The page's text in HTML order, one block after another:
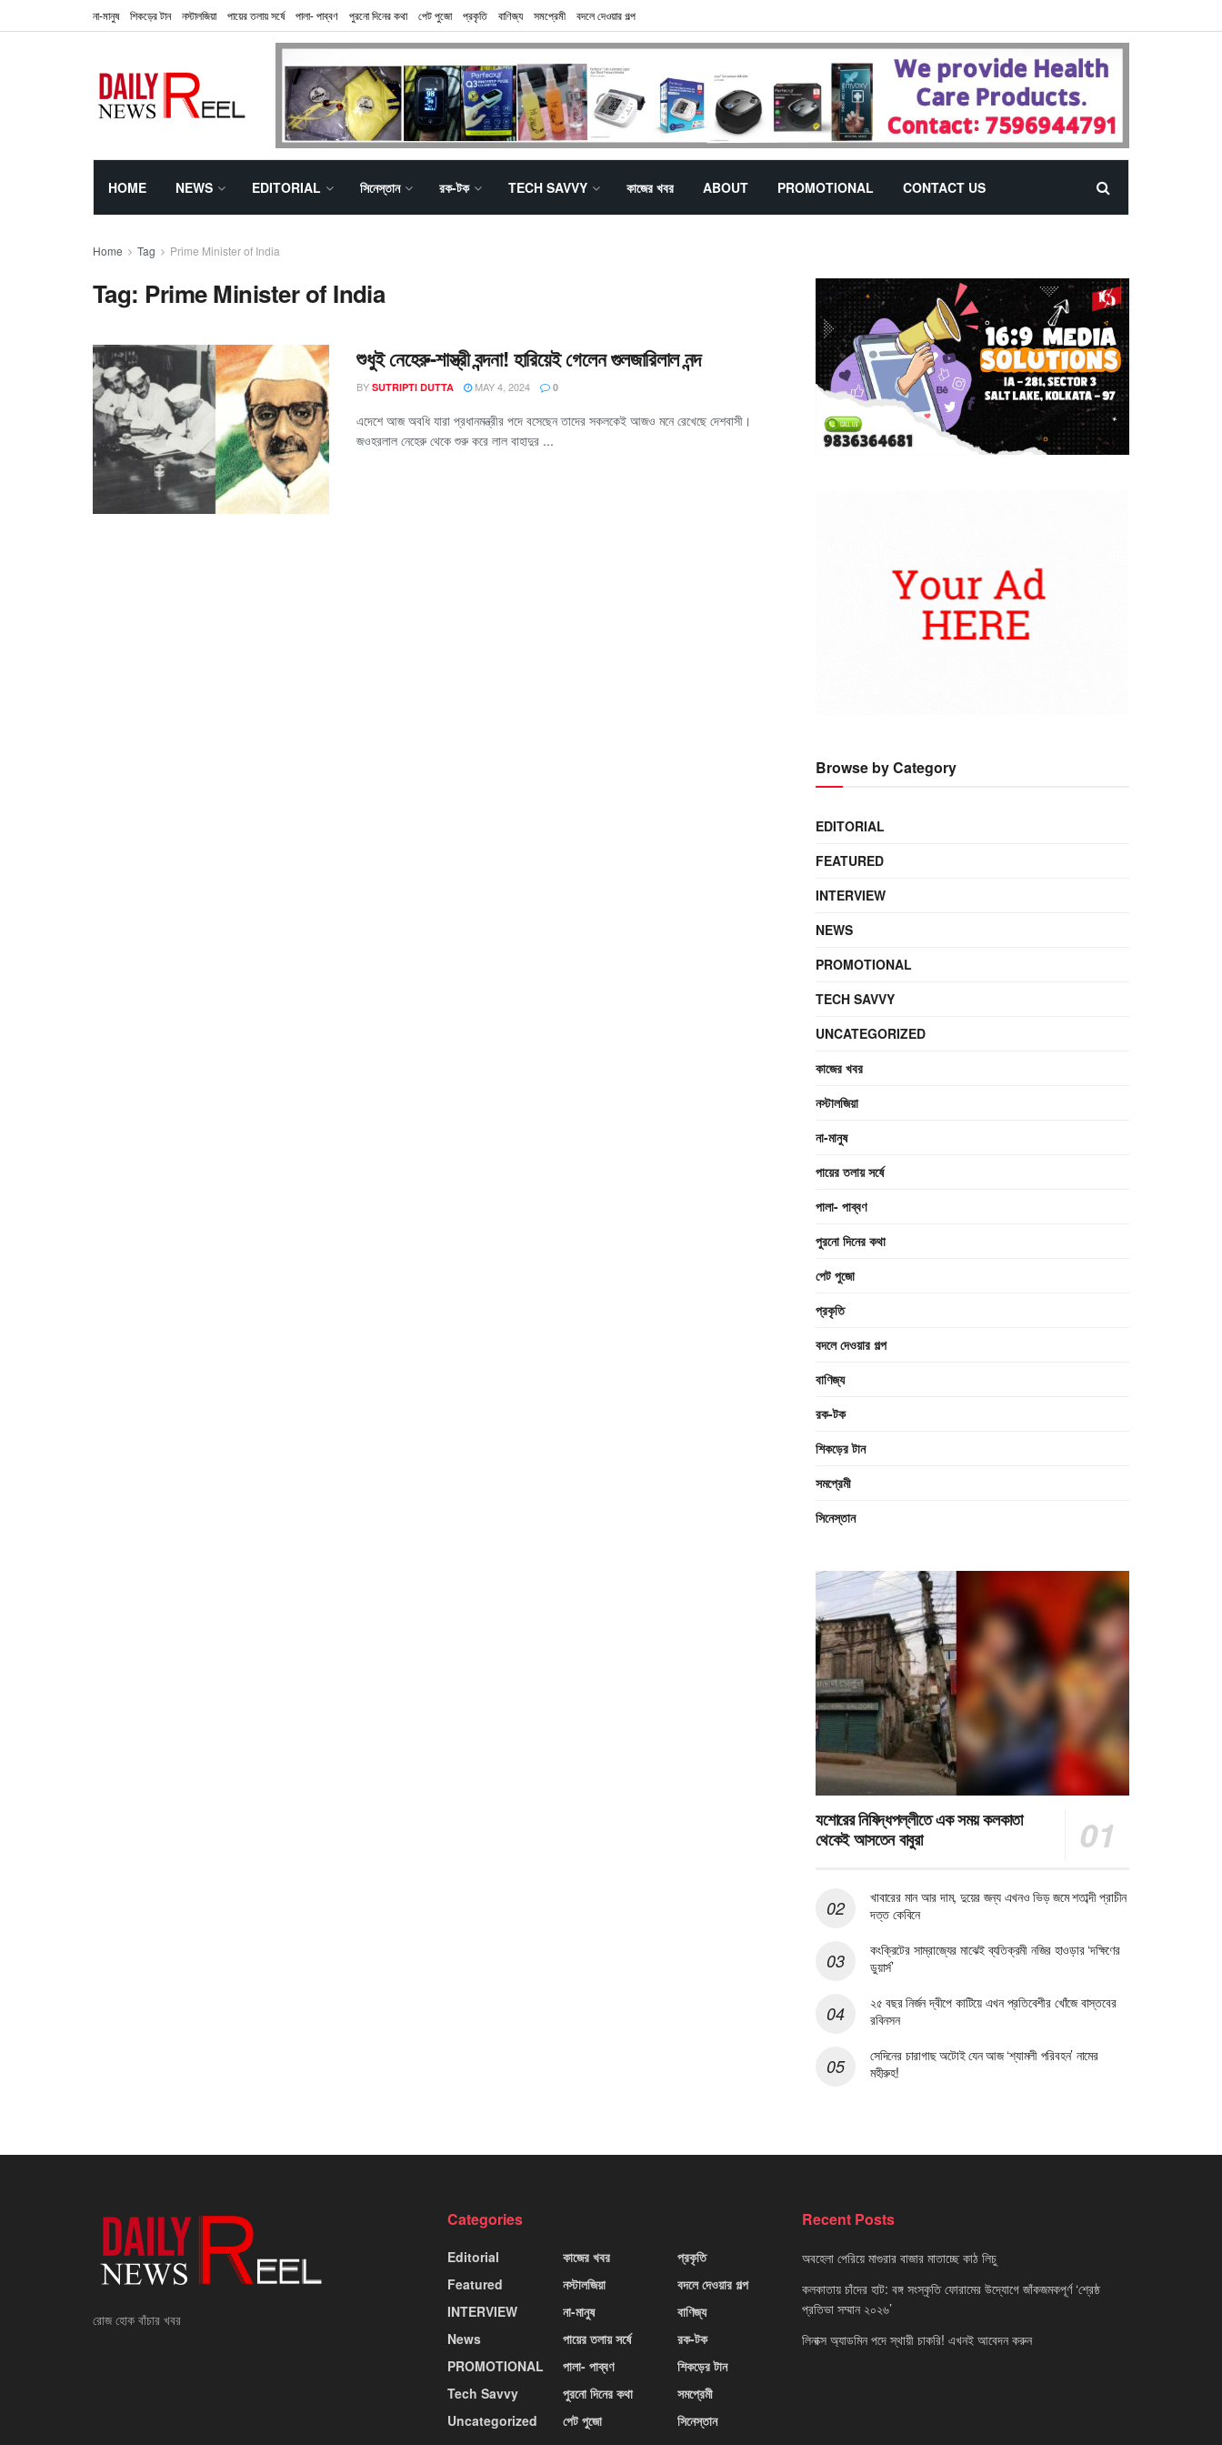
না-মানুষ শিকড়ের টান নস্টালজিয়া পায়ের তলায় সর্ষে পালা- পাব্বণ পুরনো দিনের কথা পেট পুজো প্রকৃতি বাণিজ্য সমপ্রেমী বদলে দেওয়ার গল্প
HOME NEWS EDITORIAL সিনেস্তান রক-টক TECH SAVVY কাজের খবর ABOUT PROMOTIONAL CONTACT US
Home Tag Prime Minister of India
Tag: Prime Minister of India
শুধুই নেহেরু-শাস্ত্রী বন্দনা! হারিয়েই গেলেন গুলজারিলাল নন্দ
BY SUTRIPTI DUTTA MAY 4, 2024 0
এদেশে আজ অবধি যারা প্রধানমন্ত্রীর পদে বসেছেন তাদের সকলকেই আজও মনে রেখেছে দেশবাসী।
জওহরলাল নেহেরু থেকে শুরু করে লাল বাহাদুর ...
Browse by Category
EDITORIAL
FEATURED
INTERVIEW
NEWS
PROMOTIONAL
TECH SAVVY
UNCATEGORIZED
কাজের খবর
নস্টালজিয়া
না-মানুষ
পায়ের তলায় সর্ষে
পালা- পাব্বণ
পুরনো দিনের কথা
পেট পুজো
প্রকৃতি
বদলে দেওয়ার গল্প
বাণিজ্য
রক-টক
শিকড়ের টান
সমপ্রেমী
সিনেস্তান
যশোরের নিষিদ্ধপল্লীতে এক সময় কলকাতা
থেকেই আসতেন বাবুরা
খাবারের মান আর দাম, দুয়ের জন্য এখনও ভিড় জমে শতাব্দী প্রাচীন
দত্ত কেবিনে
কংক্রিটের সাম্রাজ্যের মাঝেই ব্যতিক্রমী নজির হাওড়ার ‘দক্ষিণের
ডুয়ার্স’
২৫ বছর নির্জন দ্বীপে কাটিয়ে এখন প্রতিবেশীর খোঁজে বাস্তবের
রবিনসন
সেদিনের চারাগাছ অটোই যেন আজ ‘শ্যামলী পরিবহন’ নামের
মহীরুহ!
রোজ হোক বাঁচার খবর
Categories
Editorial
Featured
INTERVIEW
News
PROMOTIONAL
Tech Savvy
Uncategorized
কাজের খবর
নস্টালজিয়া
না-মানুষ
পায়ের তলায় সর্ষে
পালা- পাব্বণ
পুরনো দিনের কথা
পেট পুজো
প্রকৃতি
বদলে দেওয়ার গল্প
বাণিজ্য
রক-টক
শিকড়ের টান
সমপ্রেমী
সিনেস্তান
Recent Posts
অবহেলা পেরিয়ে মাগুরার বাজার মাতাচ্ছে কাঠ লিচু
কলকাতায় চাঁদের হাট: বঙ্গ সংস্কৃতি ফোরামের উদ্যোগে জাঁকজমকপূর্ণ ‘শ্রেষ্ঠ
প্রতিভা সম্মান ২০২৬’
লিনাক্স অ্যাডমিন পদে স্থায়ী চাকরি! এখনই আবেদন করুন